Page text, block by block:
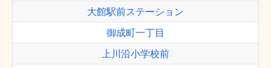
大館駅前ステーション
御成町一丁目
上川沿小学校前